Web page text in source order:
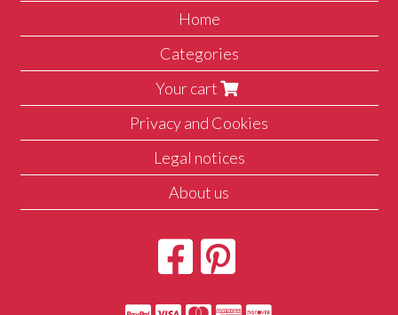
Home
Categories
Your cart
Privacy and Cookies
Legal notices
About us